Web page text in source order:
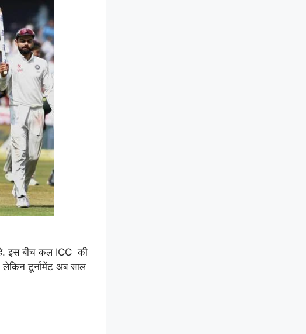
हे. इस बीच कल ICC की
टूर्नामेंट अब साल